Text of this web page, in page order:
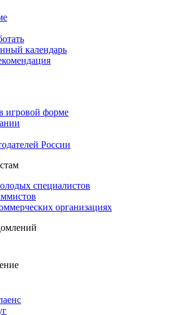
календарь
игровой форме
России
специалистов
организациях